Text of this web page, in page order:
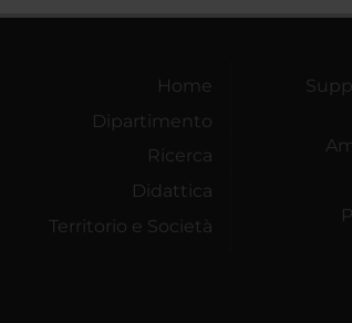
Home
Dipartimento
Ricerca
Didattica
Territorio e Società